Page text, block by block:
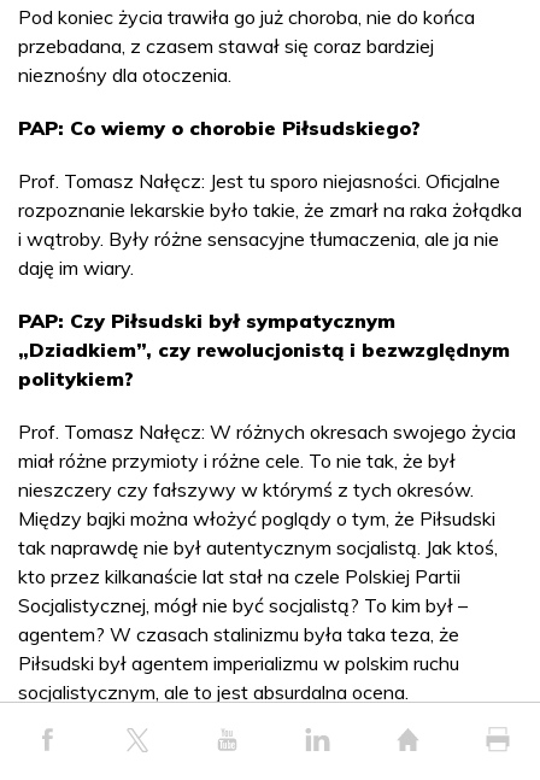
Pod koniec życia trawiła go już choroba, nie do końca
przebadana, z czasem stawał się coraz bardziej
nieznośny dla otoczenia.
PAP: Co wiemy o chorobie Piłsudskiego?
Prof. Tomasz Nałęcz: Jest tu sporo niejasności. Oficjalne
rozpoznanie lekarskie było takie, że zmarł na raka żołądka
i wątroby. Były różne sensacyjne tłumaczenia, ale ja nie
daję im wiary.
PAP: Czy Piłsudski był sympatycznym
„Dziadkiem”, czy rewolucjonistą i bezwzględnym
politykiem?
Prof. Tomasz Nałęcz: W różnych okresach swojego życia
miał różne przymioty i różne cele. To nie tak, że był
nieszczery czy fałszywy w którymś z tych okresów.
Między bajki można włożyć poglądy o tym, że Piłsudski
tak naprawdę nie był autentycznym socjalistą. Jak ktoś,
kto przez kilkanaście lat stał na czele Polskiej Partii
Socjalistycznej, mógł nie być socjalistą? To kim był –
agentem? W czasach stalinizmu była taka teza, że
Piłsudski był agentem imperializmu w polskim ruchu
socjalistycznym, ale to jest absurdalna ocena.
Jeśli chodzi o poglądy polityczne, to one wielokrotnie